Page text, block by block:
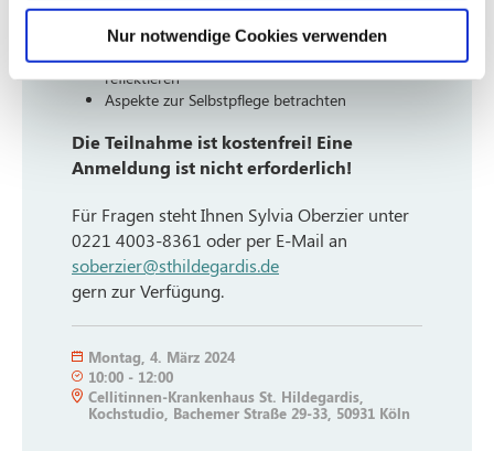
Nur notwendige Cookies verwenden
Informationen über weitere
Unterstützungsangebote
die Möglichkeit, Belastungssituationen zu
reflektieren
Aspekte zur Selbstpflege betrachten
Die Teilnahme ist kostenfrei! Eine
Anmeldung ist nicht erforderlich!
Für Fragen steht Ihnen Sylvia Oberzier unter
0221 4003-8361 oder per E-Mail an
soberzier@sthildegardis.de
gern zur Verfügung.
Montag 4. März 2024
10:00 - 12:00
Cellitinnen-Krankenhaus St. Hildegardis,
Kochstudio, Bachemer Straße 29-33, 50931 Köln